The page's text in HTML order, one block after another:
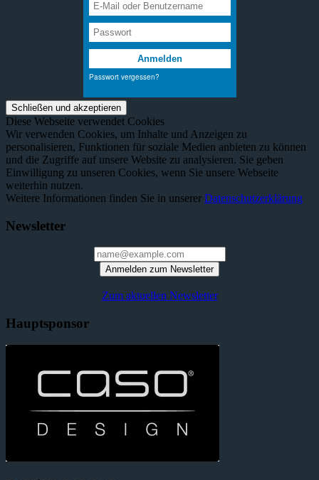
Diese Webseite verwendet Cookies
Wir verwenden Cookies, um Inhalte und Anzeigen zu
personalisieren, Funktionen für soziale Medien anbieten zu können
und die Zugriffe auf unsere Website zu analysieren. Sie geben
Einwilligung zu unseren Cookies, wenn Sie unsere Webseite
weiterhin nutzen.
Weitere Informationen finden Sie in unserer Datenschutzerklärung
Newsletter
Anmelden zum Newsletter
Zum aktuellen Newsletter
Hauptsponsor